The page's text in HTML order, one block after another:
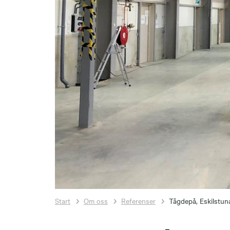
Start Om oss Referenser Tågdepå,